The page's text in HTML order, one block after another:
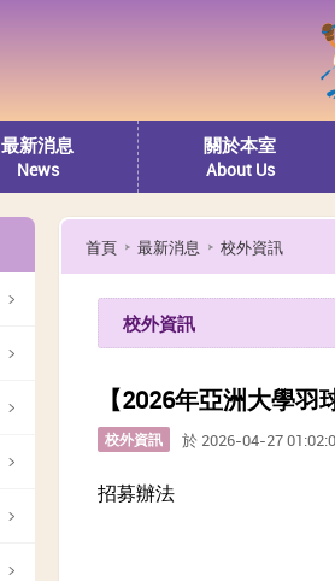
最新消息
News
關於本室
About Us
首頁 最新消息 校外資訊
校外資訊
【2026年亞洲大學
校外資訊 於 2026-04-27
招募辦法